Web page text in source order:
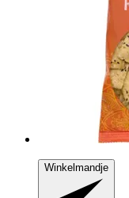
Winkelmandje